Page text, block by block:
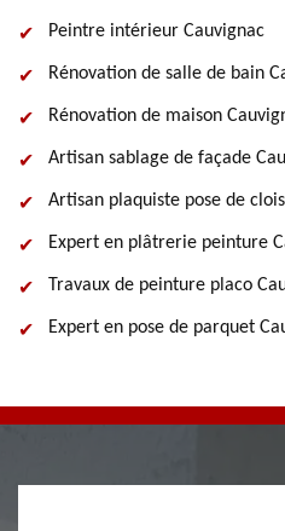
Peintre intérieur Cauvignac
Rénovation de salle de bain
Rénovation de maison
Artisan sablage de façade
Artisan plaquiste pose de
Expert en plâtrerie peinture
Travaux de peinture placo
Expert en pose de parquet